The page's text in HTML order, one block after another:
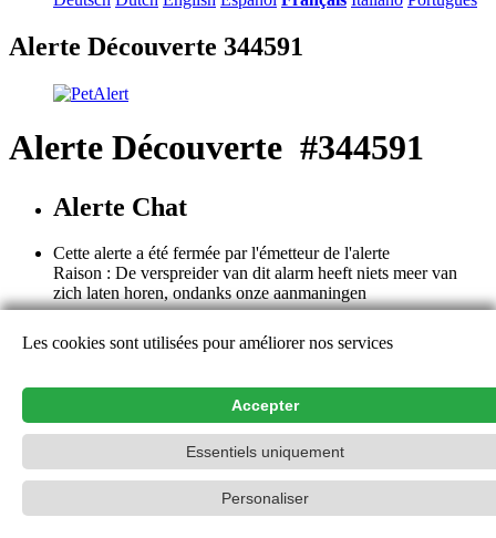
Alerte Découverte 344591
Alerte Découverte #344591
Alerte Chat
Cette alerte a été fermée par l'émetteur de l'alerte
Raison : De verspreider van dit alarm heeft niets meer van
zich laten horen, ondanks onze aanmaningen
Cette alerte est close. Les détails et les remarques ne sont plus
consultables, à l'exception de l'émetteur de l'alerte. Nous vous
Aide
2015-2026
Les cookies sont utilisées pour améliorer nos services
Accepter
Essentiels uniquement
Personaliser